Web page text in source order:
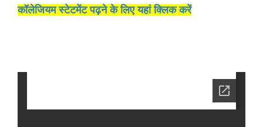
कॉलेजियम स्टेटमेंट पढ़ने के लिए यहां क्लिक करें